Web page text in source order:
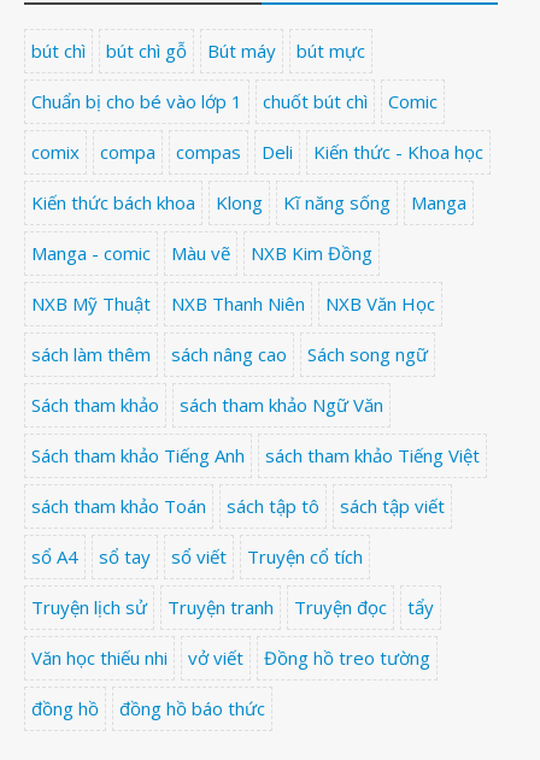
bút chì bút chì gỗ Bút máy bút mực
Chuẩn bị cho bé vào lớp 1 chuốt bút chì Comic
comix compa compas Deli Kiến thức - Khoa học
Kiến thức bách khoa Klong Kĩ năng sống Manga
Manga - comic Màu vẽ NXB Kim Đồng
NXB Mỹ Thuật NXB Thanh Niên NXB Văn Học
sách làm thêm sách nâng cao Sách song ngữ
Sách tham khảo sách tham khảo Ngữ Văn
Sách tham khảo Tiếng Anh sách tham khảo Tiếng Việt
sách tham khảo Toán sách tập tô sách tập viết
sổ A4 sổ tay sổ viết Truyện cổ tích
Truyện lịch sử Truyện tranh Truyện đọc tẩy
Văn học thiếu nhi vở viết Đồng hồ treo tường
đồng hồ đồng hồ báo thức